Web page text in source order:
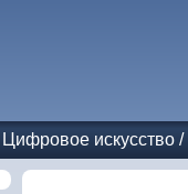
Цифровое искусство /